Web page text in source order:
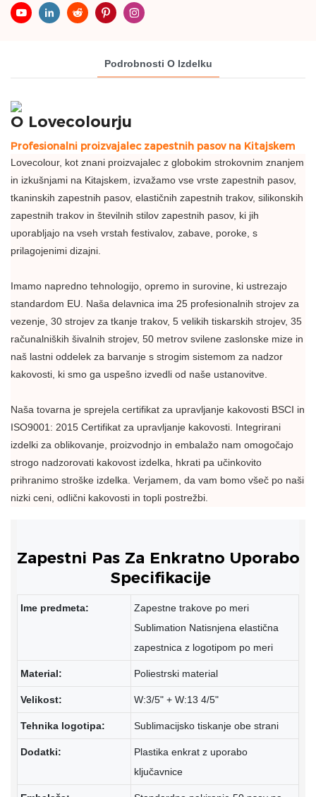
Podrobnosti O Izdelku
O Lovecolourju
Profesionalni proizvajalec zapestnih pasov na Kitajskem
Lovecolour, kot znani proizvajalec z globokim strokovnim znanjem
in izkušnjami na Kitajskem, izvažamo vse vrste zapestnih pasov,
tkaninskih zapestnih pasov, elastičnih zapestnih trakov, silikonskih
zapestnih trakov in številnih stilov zapestnih pasov, ki jih
uporabljajo na vseh vrstah festivalov, zabave, poroke, s
prilagojenimi dizajni.
Imamo napredno tehnologijo, opremo in surovine, ki ustrezajo
standardom EU. Naša delavnica ima 25 profesionalnih strojev za
vezenje, 30 strojev za tkanje trakov, 5 velikih tiskarskih strojev, 35
računalniških šivalnih strojev, 50 metrov svilene zaslonske mize in
naš lastni oddelek za barvanje s strogim sistemom za nadzor
kakovosti, ki smo ga uspešno izvedli od naše ustanovitve.
Naša tovarna je sprejela certifikat za upravljanje kakovosti BSCI in
ISO9001: 2015 Certifikat za upravljanje kakovosti. Integrirani
izdelki za oblikovanje, proizvodnjo in embalažo nam omogočajo
strogo nadzorovati kakovost izdelka, hkrati pa učinkovito
prihranimo stroške izdelka. Verjamem, da vam bomo všeč po naši
nizki ceni, odlični kakovosti in topli postrežbi.
Specifikacije
Ime predmeta:
Zapestne trakove po meri
Sublimation Natisnjena elastična
zapestnica z logotipom po meri
Material: Poliestrski material
Velikost: W:3/5" + W:13 4/5"
Tehnika logotipa: Sublimacijsko tiskanje obe strani
Dodatki:
Plastika enkrat z uporabo
ključavnice